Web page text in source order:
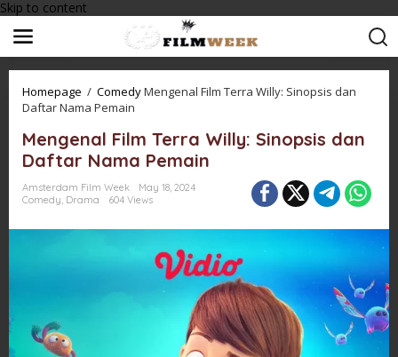
Skip to content
Homepage / ComedyMengenal Film Terra Willy: Sinopsis dan
Daftar Nama Pemain
Mengenal Film Terra Willy: Sinopsis dan
Daftar Nama Pemain
Amsterdam Film Week
May 18, 2024
Comedy, Drama 604 Views